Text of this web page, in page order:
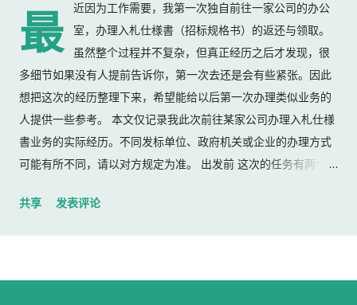
最
近因为工作需要，我第一次独自前往一家公司的办公
室，办理入札仕様書（招标规格书）的返还与领取。
虽然整个过程并不复杂，但真正经历之后才发现，很
多细节如果没有人提前告诉你，第一次去还是会有些紧张。因此
想把这次的经历整理下来，希望能给以后第一次办理类似业务的
人提供一些参考。 本文仅记录我此次前往某家公司办理入札仕様
書业务的实际经历。不同发标单位、政府机关或企业的办理方式
可能有所不同，请以对方规定为准。 出发前 这次的任务有两个：
入札仕様書 名片 当时我认为这样就足够了。 后来才发现，还有
共享 发表评论